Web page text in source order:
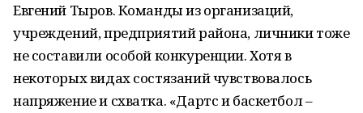
Евгений Тыров. Команды из организаций,
учреждений, предприятий района, личники тоже
не составили особой конкуренции. Хотя в
некоторых видах состязаний чувствовалось
напряжение и схватка. «Дартс и баскетбол –